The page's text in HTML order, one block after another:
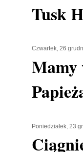
Tusk
Czwartek, 26
Mamy
Poniedziałek, 23